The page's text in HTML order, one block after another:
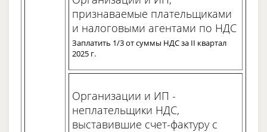
признаваемые плательщиками
и налоговыми агентами по НДС
Заплатить 1/3 от суммы НДС за II квартал
2025 г.
Организации и ИП -
неплательщики НДС,
выставившие счет-фактуру с